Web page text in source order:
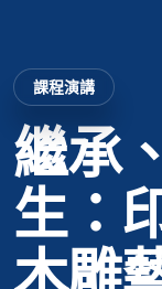
課程演講
繼承
生：
木雕